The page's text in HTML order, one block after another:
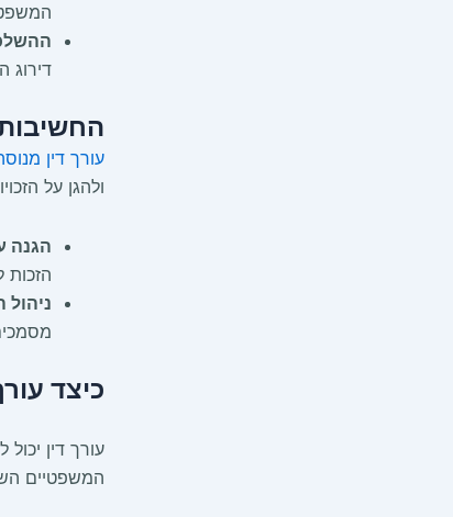
דירוג
עורך דין
ולהגן על
הגנה
הזכות
כיצד
עורך דין
המשפטיים